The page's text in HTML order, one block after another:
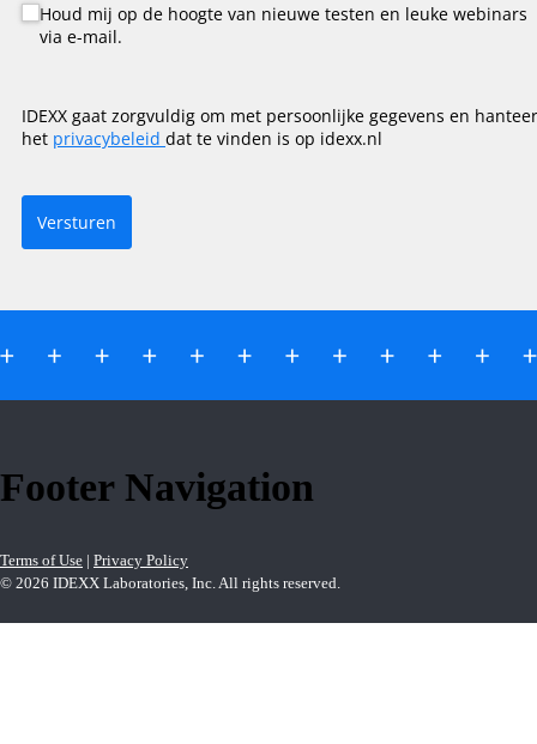
Houd mij op de hoogte van nieuwe testen en leuke webinars
Houd mij op de hoogte van nieuwe testen en leuke webinars
via e-mail.
IDEXX gaat zorgvuldig om met persoonlijke gegevens en
het privacybeleid dat te vinden is op idexx.nl
Versturen
Footer Navigation
Terms of Use | Privacy Policy
© 2026 IDEXX Laboratories, Inc. All rights reserved.